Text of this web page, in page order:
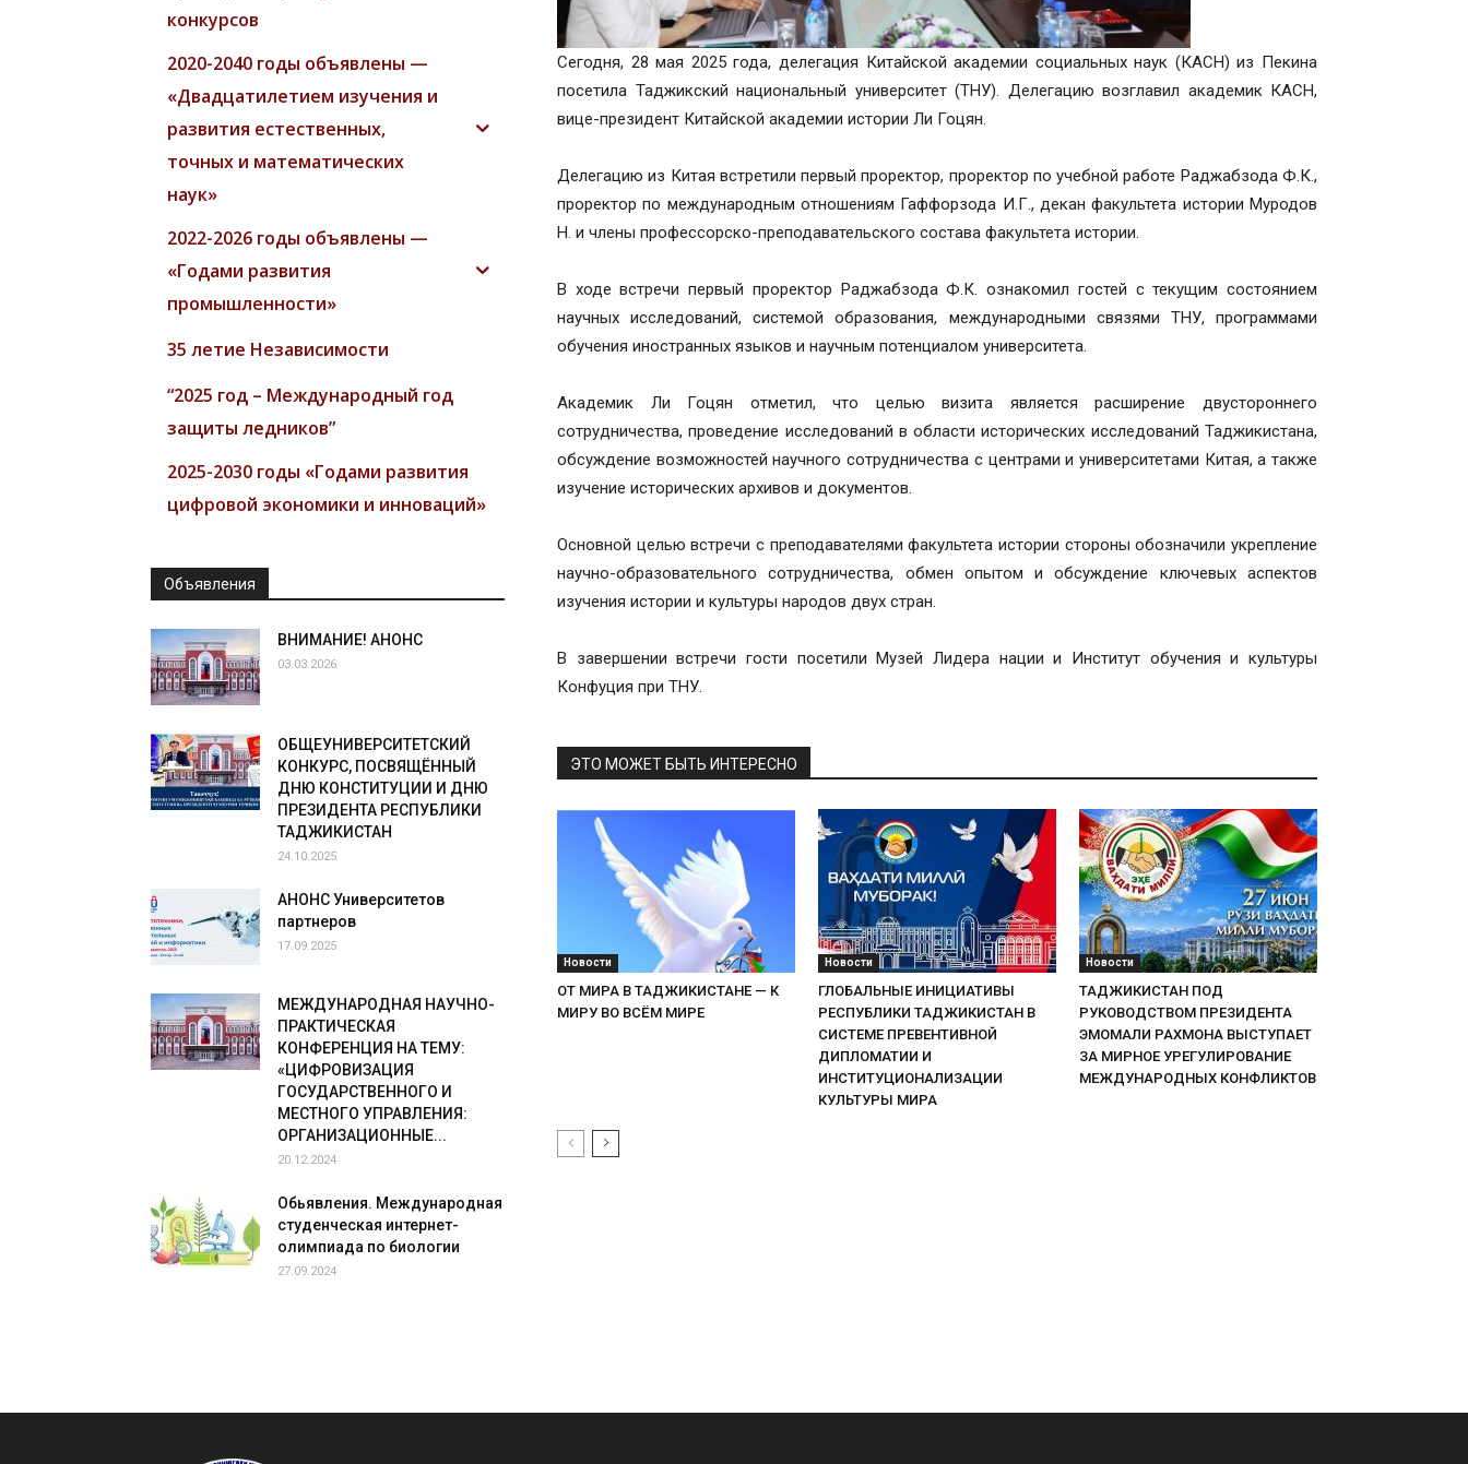
Сегодня, 28 мая 2025 года, делегация Китайской академии социальных наук (КАСН) из Пекина
посетила Таджикский национальный университет (ТНУ). Делегацию возглавил академик КАСН,
вице-президент Китайской академии истории Ли Гоцян.
Делегацию из Китая встретили первый проректор, проректор по учебной работе Раджабзода Ф.К.,
проректор по международным отношениям Гаффорзода И.Г., декан факультета истории Муродов
Н. и члены профессорско-преподавательского состава факультета истории.
В ходе встречи первый проректор Раджабзода Ф.К. ознакомил гостей с текущим состоянием
научных исследований, системой образования, международными связями ТНУ, программами
обучения иностранных языков и научным потенциалом университета.
Академик Ли Гоцян отметил, что целью визита является расширение двустороннего
сотрудничества, проведение исследований в области исторических исследований Таджикистана,
обсуждение возможностей научного сотрудничества с центрами и университетами Китая, а также
изучение исторических архивов и документов.
Основной целью встречи с преподавателями факультета истории стороны обозначили укрепление
научно-образовательного сотрудничества, обмен опытом и обсуждение ключевых аспектов
изучения истории и культуры народов двух стран.
В завершении встречи гости посетили Музей Лидера нации и Институт обучения и культуры
Конфуция при ТНУ.
ЭТО МОЖЕТ БЫТЬ ИНТЕРЕСНО
Новости
ОТ МИРА В ТАДЖИКИСТАНЕ — К
МИРУ ВО ВСЁМ МИРЕ
Новости
ГЛОБАЛЬНЫЕ ИНИЦИАТИВЫ
РЕСПУБЛИКИ ТАДЖИКИСТАН В
СИСТЕМЕ ПРЕВЕНТИВНОЙ
ДИПЛОМАТИИ И
ИНСТИТУЦИОНАЛИЗАЦИИ
КУЛЬТУРЫ МИРА
Новости
ТАДЖИКИСТАН ПОД
РУКОВОДСТВОМ ПРЕЗИДЕНТА
ЭМОМАЛИ РАХМОНА ВЫСТУПАЕТ
ЗА МИРНОЕ УРЕГУЛИРОВАНИЕ
МЕЖДУНАРОДНЫХ КОНФЛИКТОВ
конкурсов
2020-2040 годы объявлены —
«Двадцатилетием изучения и
развития естественных,
точных и математических
наук»
2022-2026 годы объявлены —
«Годами развития
промышленности»
35 летие Независимости
“2025 год – Международный год
защиты ледников”
2025-2030 годы «Годами развития
цифровой экономики и инноваций»
Объявления
ВНИМАНИЕ! АНОНС
03.03.2026
ОБЩЕУНИВЕРСИТЕТСКИЙ
КОНКУРС, ПОСВЯЩЁННЫЙ
ДНЮ КОНСТИТУЦИИ И ДНЮ
ПРЕЗИДЕНТА РЕСПУБЛИКИ
ТАДЖИКИСТАН
24.10.2025
АНОНС Университетов
партнеров
17.09.2025
МЕЖДУНАРОДНАЯ НАУЧНО-
ПРАКТИЧЕСКАЯ
КОНФЕРЕНЦИЯ НА ТЕМУ:
«ЦИФРОВИЗАЦИЯ
ГОСУДАРСТВЕННОГО И
МЕСТНОГО УПРАВЛЕНИЯ:
ОРГАНИЗАЦИОННЫЕ...
20.12.2024
Обьявления. Международная
студенческая интернет-
олимпиада по биологии
27.09.2024